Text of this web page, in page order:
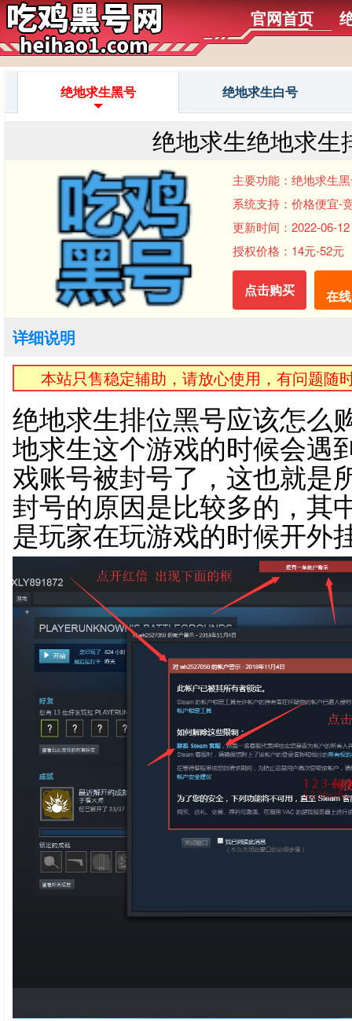
官网首页
绝地求生黑号 绝地求生白号
绝地求生绝地求生
主要功能：绝地求生
系统支持：价格便宜-
更新时间：2022-06-
授权价格：14元-52元
点击购买 在
详细说明
本站只售稳定辅助，请放心使用，有问题随
绝地求生排位黑号应该怎么
地求生这个游戏的时候会遇
戏账号被封号了，这也就是
封号的原因是比较多的，其
是玩家在玩游戏的时候开外